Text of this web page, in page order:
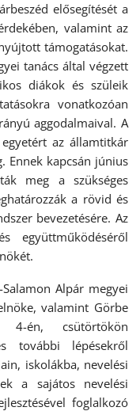
elősegítését a
valamint az
támogatásokat.
tanács által végzett
diákok és szüleik
vonatkozóan
aggodalmaival. A
az államtitkár
Ennek kapcsán június
meg a szükséges
a rövid és
bevezetésére. Az
együttműködéséről
Alpár megyei
valamint Görbe
4-én, csütörtökön
további lépésekről
iskolákba, nevelési
a sajátos nevelési
foglalkozó